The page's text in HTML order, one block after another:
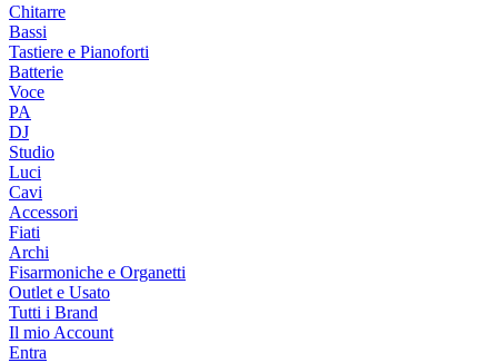
Chitarre
Bassi
Tastiere e Pianoforti
Batterie
Voce
PA
DJ
Studio
Luci
Cavi
Accessori
Fiati
Archi
Fisarmoniche e Organetti
Outlet e Usato
Tutti i Brand
Il mio Account
Entra